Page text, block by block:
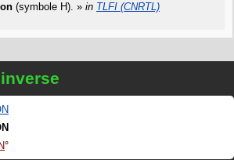
(symbole H). » in TLFI (CNRTL)